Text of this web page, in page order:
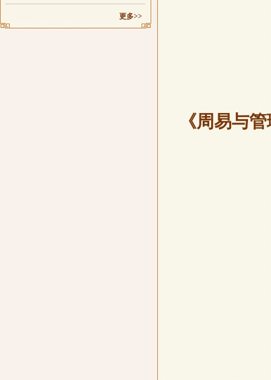
更多>>
《周易与